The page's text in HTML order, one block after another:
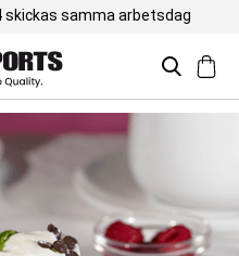
samma arbetsdag